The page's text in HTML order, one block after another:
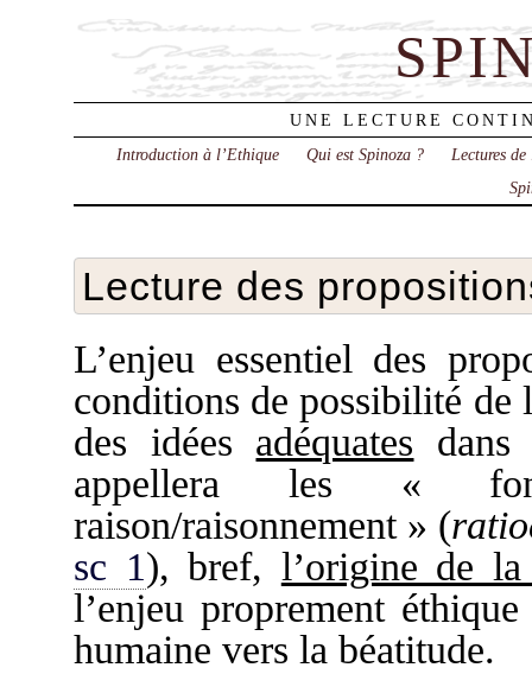
UNE LECTURE
Introduction à l’Ethique
Qui est Spinoza ?
Lectures
Lecture des
L’enjeu essentiel des
conditions de possibilité de
des idées adéquates dans
appellera les «
raison/raisonnement » (
sc 1), bref, l’origine de la
l’enjeu proprement
humaine vers la béatitude.